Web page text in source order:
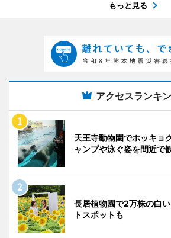
もっと見る
アクセスランキ
天王寺動物園でホッキ
ャンプや泳ぐ姿を間近で
長居植物園で2万株の白
トスポットも